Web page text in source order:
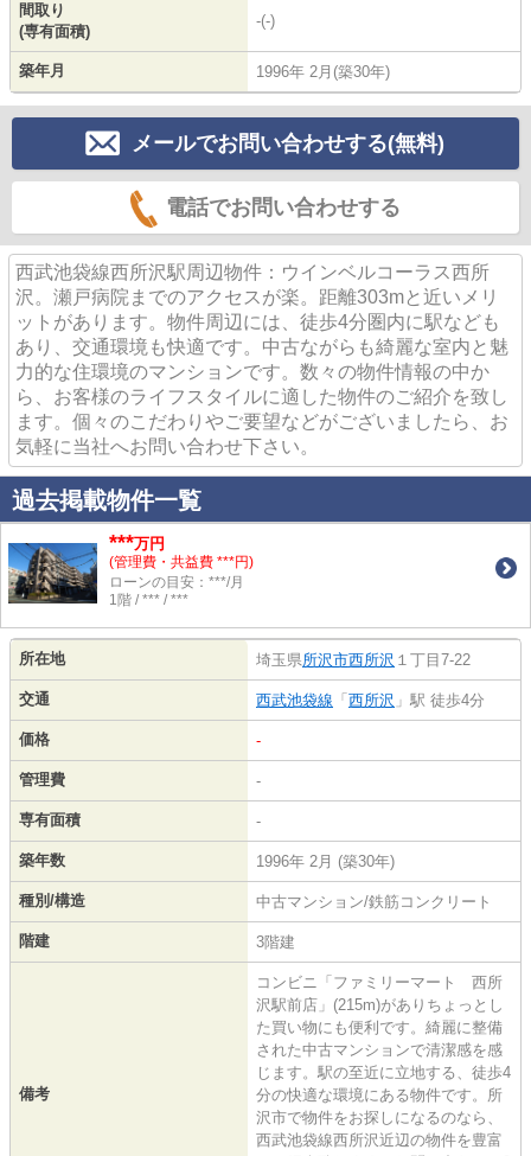
間取り
(専有面積)
-(-)
築年月 1996年 2月(築30年)
メールでお問い合わせする(無料)
電話でお問い合わせする
西武池袋線西所沢駅周辺物件：ウインベルコーラス西所
沢。瀬戸病院までのアクセスが楽。距離303mと近いメリ
ットがあります。物件周辺には、徒歩4分圏内に駅なども
あり、交通環境も快適です。中古ながらも綺麗な室内と魅
力的な住環境のマンションです。数々の物件情報の中か
ら、お客様のライフスタイルに適した物件のご紹介を致し
ます。個々のこだわりやご要望などがございましたら、お
気軽に当社へお問い合わせ下さい。
過去掲載物件一覧
***万円
(管理費・共益費 ***円)
ローンの目安：***/月
1階 / *** / ***
所在地 埼玉県所沢市西所沢 １丁目7-22
交通 西武池袋線 「 西所沢 」駅 徒歩4分
価格 -
管理費 -
専有面積 -
築年数 1996年 2月 (築30年)
種別/構造 中古マンション/鉄筋コンクリート
階建 3階建
備考
コンビニ「ファミリーマート 西所
沢駅前店」(215m)がありちょっとし
た買い物にも便利です。綺麗に整備
された中古マンションで清潔感を感
じます。駅の至近に立地する、徒歩4
分の快適な環境にある物件です。所
沢市で物件をお探しになるのなら、
西武池袋線西所沢近辺の物件を豊富